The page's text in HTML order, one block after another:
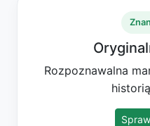
Rozpoznawalna